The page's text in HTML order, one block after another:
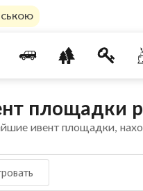
площадки
ивент площадки,